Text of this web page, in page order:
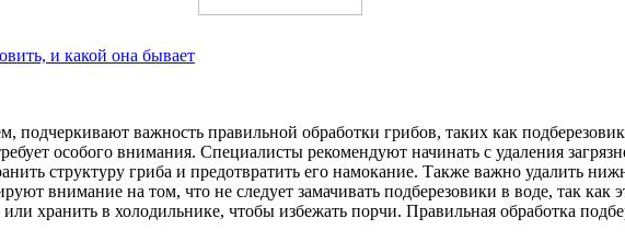
и какой она бывает
подчеркивают важность правильной обработки грибов, таких как
особого внимания. Специалисты рекомендуют начинать с удаления
структуру гриба и предотвратить его намокание. Также важно удалить
внимание на том, что не следует замачивать подберезовики в воде, так как
хранить в холодильнике, чтобы избежать порчи. Правильная обработка